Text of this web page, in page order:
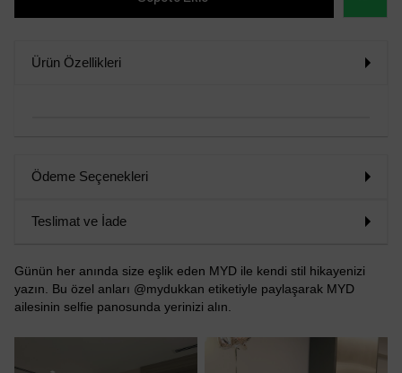
SİPARİŞ
Ürün Özellikleri
Ödeme Seçenekleri
Teslimat ve İade
Günün her anında size eşlik eden MYD ile kendi stil hikayenizi
yazın. Bu özel anları @mydukkan etiketiyle paylaşarak MYD
ailesinin selfie panosunda yerinizi alın.